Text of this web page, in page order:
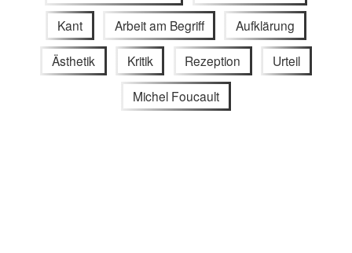
Kant Arbeit am Begriff Aufklärung
Ästhetik Kritik Rezeption Urteil
Michel Foucault